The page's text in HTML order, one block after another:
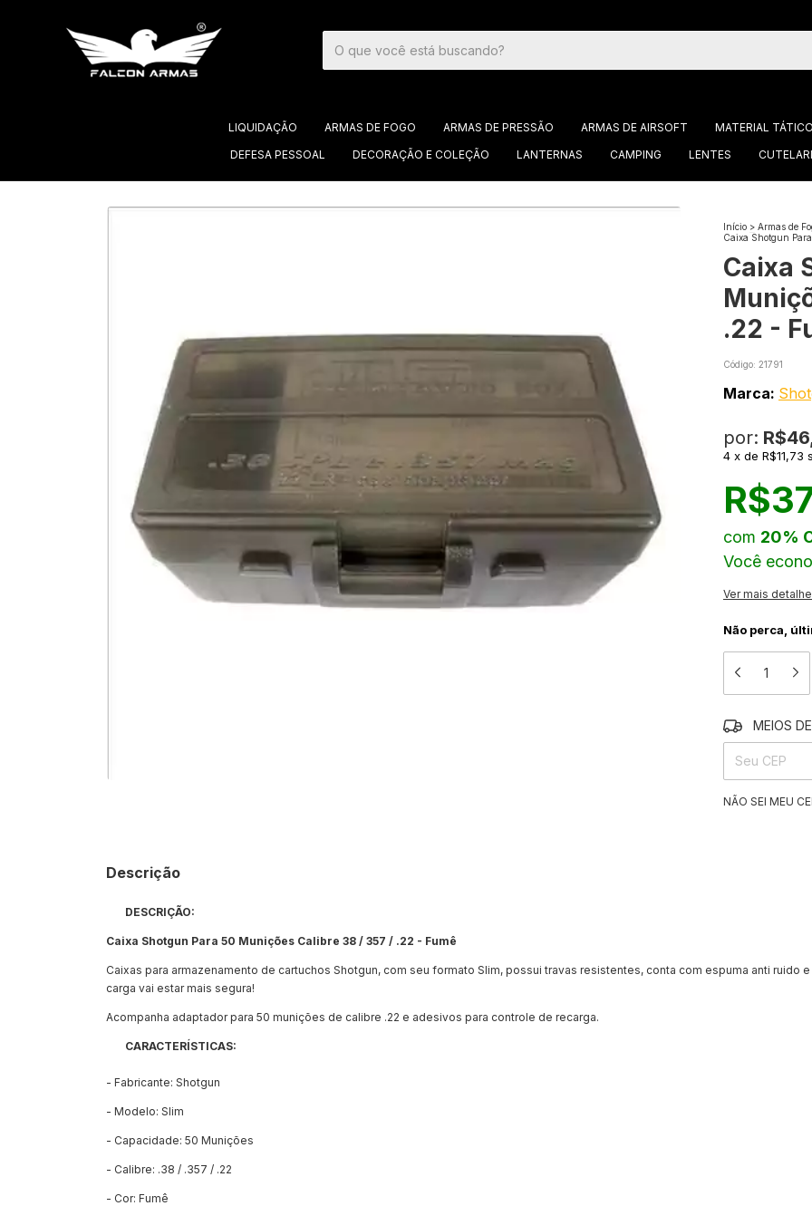
LIQUIDAÇÃO ARMAS DE FOGO ARMAS DE PRESSÃO ARMAS DE AIRSOFT
MATERIAL
DEFESA PESSOAL
DECORAÇÃO E COLEÇÃO LANTERNAS CAMPING LENTES
Início > Armas de
Caixa Shotgun
Caixa
.22 -
Código: 21791
Marca:
por:
4 x de R$11,73
com 20%
Você
Ver mais
Não perca,
ENTREGAS
MEIOS
NÃO SEI MEU
Descrição
DESCRIÇÃO:
Caixa Shotgun Para 50 Munições Calibre 38 / 357 / .22 - Fumê
Caixas para armazenamento de cartuchos Shotgun, com seu formato Slim, possui travas resistentes, conta com espuma anti ruido
carga vai estar mais segura!
Acompanha adaptador para 50 munições de calibre .22 e adesivos para controle de recarga.
CARACTERÍSTICAS:
- Fabricante: Shotgun
- Modelo: Slim
- Capacidade: 50 Munições
- Calibre: .38 / .357 / .22
- Cor: Fumê